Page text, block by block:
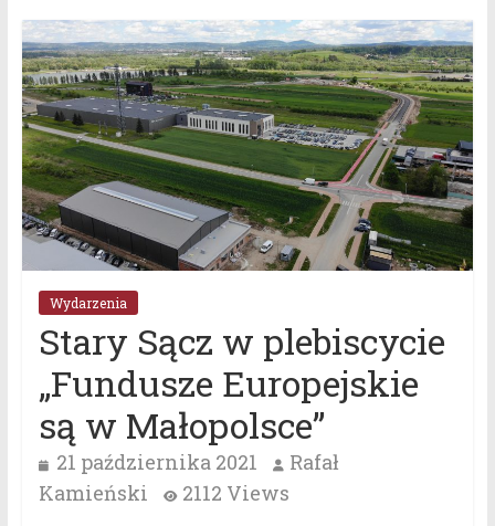
Wydarzenia
Stary Sącz w plebiscycie
„Fundusze Europejskie
są w Małopolsce”
21 października 2021
Rafał
Kamieński
2112 Views